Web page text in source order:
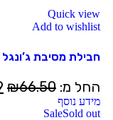
Quick view
Add to wishlist
חבילת מסיבת ג’ונגל ל – 10 חוגגים
החל מ: ₪66.50
מידע נוסף
SaleSold out